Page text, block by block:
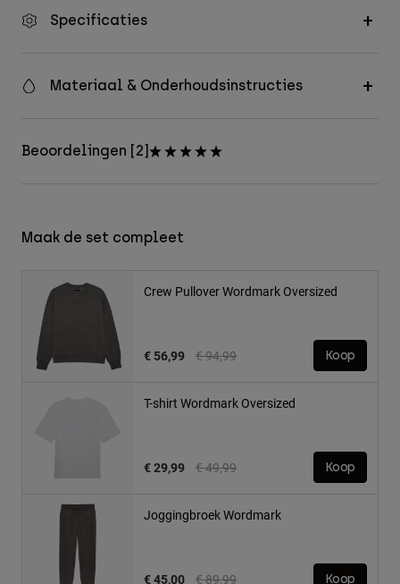
Specificaties
Materiaal & Onderhoudsinstructies
Beoordelingen [2]
Maak de set compleet
Crew Pullover Wordmark Oversized
Price reduced from
€ 94,99to
€ 56,99 Koop
T-shirt Wordmark Oversized
Price reduced from
€ 49,99to
€ 29,99 Koop
Joggingbroek Wordmark
Price reduced from
€ 89,99to
€ 45,00 Koop